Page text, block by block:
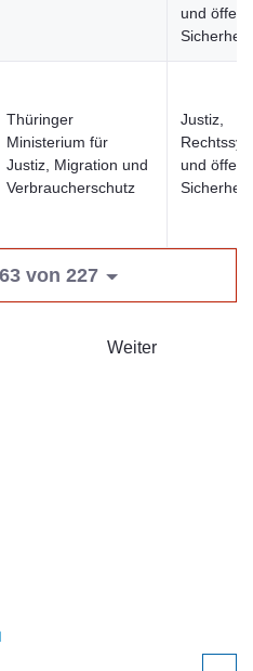
und
Sicherheit
Thüringer
Ministerium für
Justiz, Migration und
Verbraucherschutz
Justiz,
und
Sicherheit
von 227
Weiter